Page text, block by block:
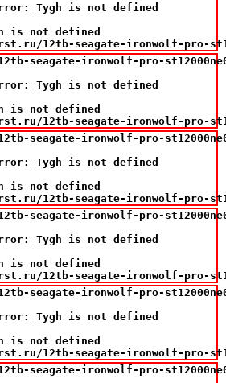
Tygh is not defined
is not defined
12tb-seagate-ironwolf-pro-
seagate-ironwolf-pro-
Tygh is not defined
is not defined
12tb-seagate-ironwolf-pro-
seagate-ironwolf-pro-
Tygh is not defined
is not defined
12tb-seagate-ironwolf-pro-
seagate-ironwolf-pro-
Tygh is not defined
is not defined
12tb-seagate-ironwolf-pro-
seagate-ironwolf-pro-
Tygh is not defined
is not defined
12tb-seagate-ironwolf-pro-
seagate-ironwolf-pro-